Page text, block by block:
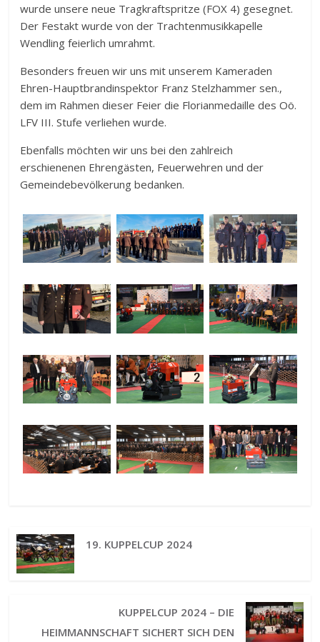
wurde unsere neue Tragkraftspritze (FOX 4) gesegnet.
Der Festakt wurde von der Trachtenmusikkapelle
Wendling feierlich umrahmt.
Besonders freuen wir uns mit unserem Kameraden
Ehren-Hauptbrandinspektor Franz Stelzhammer sen.,
dem im Rahmen dieser Feier die Florianmedaille des Oö.
LFV III. Stufe verliehen wurde.
Ebenfalls möchten wir uns bei den zahlreich
erschienenen Ehrengästen, Feuerwehren und der
Gemeindebevölkerung bedanken.
19. KUPPELCUP 2024
KUPPELCUP 2024 – DIE
HEIMMANNSCHAFT SICHERT SICH DEN